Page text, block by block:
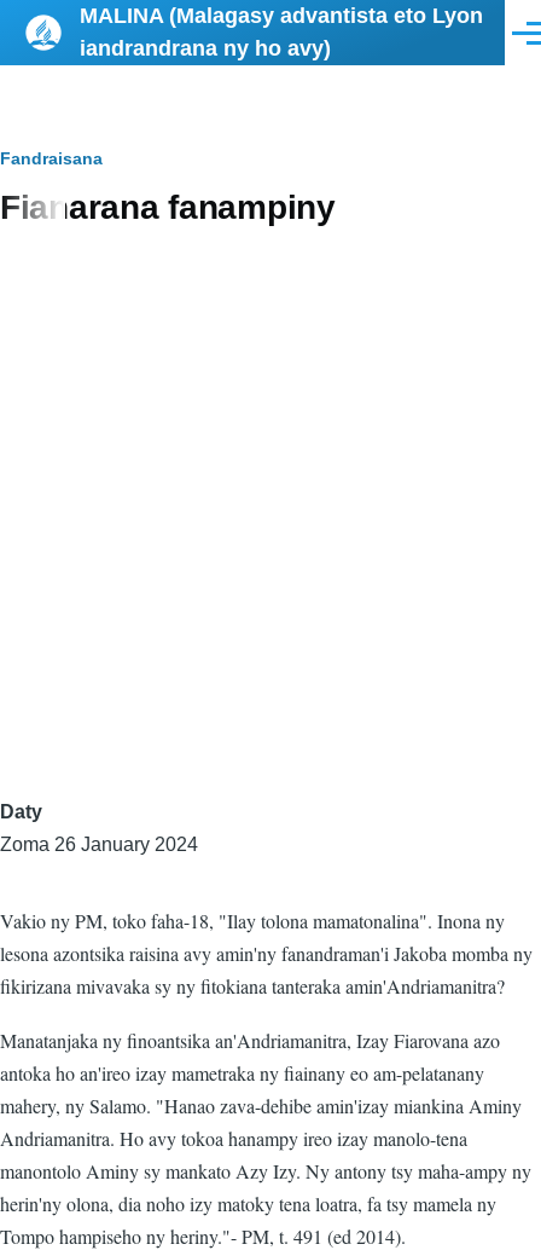
Skip to main content
MALINA (Malagasy advantista eto Lyon
iandrandrana ny ho avy)
Breadcrumb
Fandraisana
Fianarana fanampiny
Daty
Zoma 26 January 2024
Vakio ny PM, toko faha-18, "Ilay tolona mamatonalina". Inona ny
lesona azontsika raisina avy amin'ny fanandraman'i Jakoba momba ny
fikirizana mivavaka sy ny fitokiana tanteraka amin'Andriamanitra?
Manatanjaka ny finoantsika an'Andriamanitra, Izay Fiarovana azo
antoka ho an'ireo izay mametraka ny fiainany eo am-pelatanany
mahery, ny Salamo. "Hanao zava-dehibe amin'izay miankina Aminy
Andriamanitra. Ho avy tokoa hanampy ireo izay manolo-tena
manontolo Aminy sy mankato Azy Izy. Ny antony tsy maha-ampy ny
herin'ny olona, dia noho izy matoky tena loatra, fa tsy mamela ny
Tompo hampiseho ny heriny."- PM, t. 491 (ed 2014).